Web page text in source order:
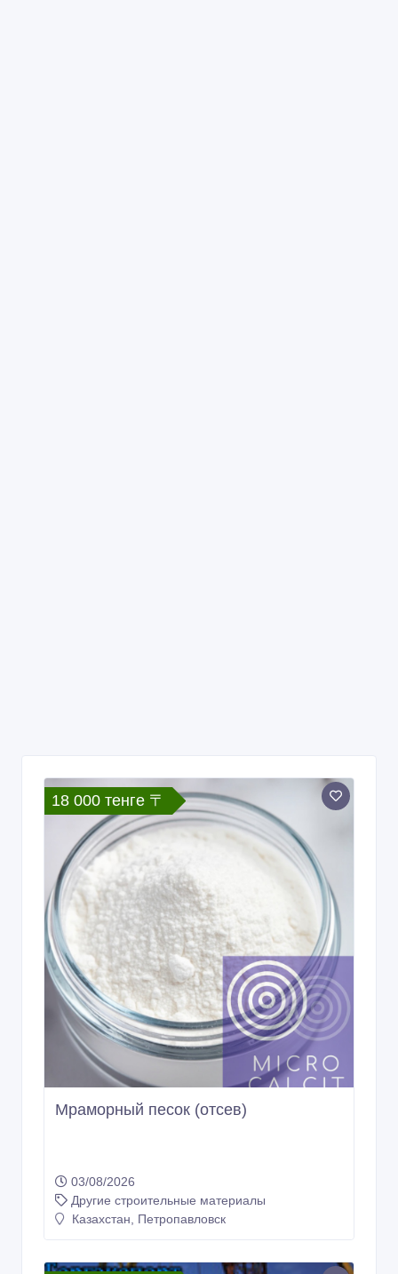
18 000 тенге 〒
Мраморный песок (отсев)
03/08/2026
Другие строительные материалы
Казахстан, Петропавловск